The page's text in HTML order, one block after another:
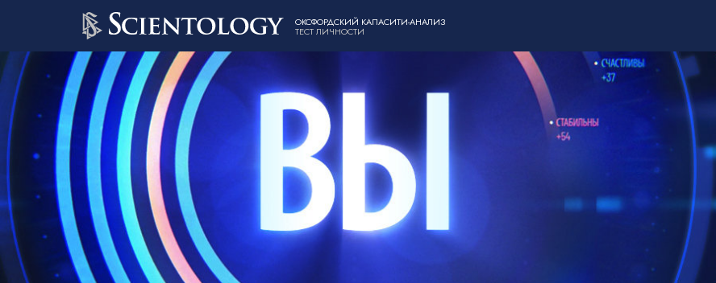
ОКСФОРДСКИЙ КАПАСИТИ-АНАЛИЗ
ТЕСТ ЛИЧНОСТИ